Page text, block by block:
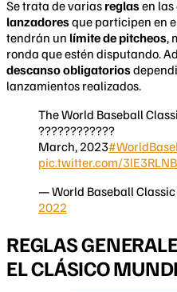
Se trata de varias reglasen las
lanzadoresque participen en
tendrán un límite de pitcheos,
ronda que estén disputando.
descanso obligatorios
lanzamientos realizados.
The World Baseball
????????????
March, 2023
pic.twitter.com/
— World Baseball Classic
2022
REGLAS
EL CLÁSICO